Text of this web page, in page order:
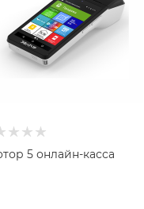
5 онлайн-касса